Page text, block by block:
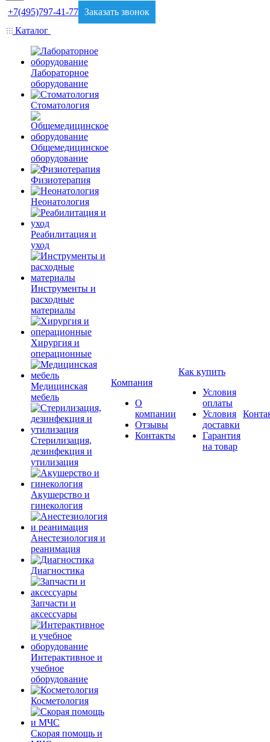
+7(495)797-41-77 Заказать звонок
Каталог
Лабораторное
оборудование
Стоматология
Общемедицинское
оборудование
Физиотерапия
Неонатология
Реабилитация и
уход
Инструменты и
расходные
материалы
Хирургия и
операционные
Медицинская
мебель
Стерилизация,
дезинфекция и
утилизация
Акушерство и
гинекология
Анестезиология и
реанимация
Диагностика
Запчасти и
аксессуары
Интерактивное и
учебное
оборудование
Косметология
Скорая помощь и
Компания
О
компании
Отзывы
Контакты
Как купить
Условия
оплаты
Условия
доставки
Гарантия
на товар